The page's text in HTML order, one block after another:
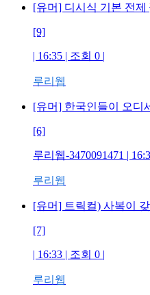
[유머] 디시식 기본 전제
[9]
| 16:35 | 조회 0 |
루리웹
[유머] 한국인들이 오디
[6]
루리웹-3470091471 |
루리웹
[유머] 트릭컬) 사복이
[7]
| 16:33 | 조회 0 |
루리웹